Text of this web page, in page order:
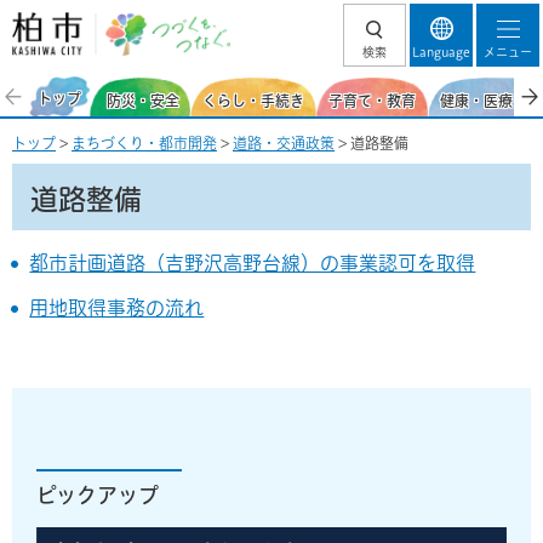
柏市 つづくを、
検索 Language メニュー
トップ 防災・安全 くらし・手続き 子育て・教育 健康・医療・
トップ > まちづくり・都市開発 > 道路・交通政策 > 道路整備
道路整備
都市計画道路（吉野沢高野台線）の事業認可を取得
用地取得事務の流れ
ピックアップ